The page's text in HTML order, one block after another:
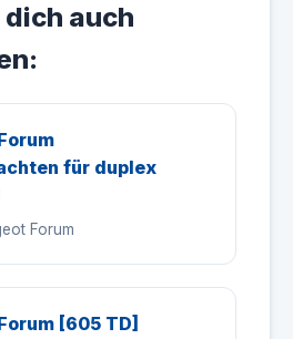
dich auch
für duplex
Forum
[605 TD]